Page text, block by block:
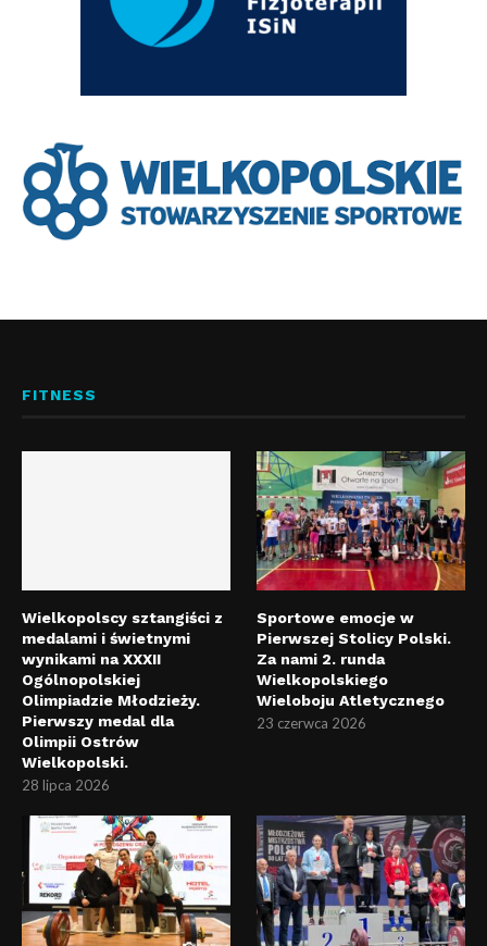
FITNESS
Wielkopolscy sztangiści z
medalami i świetnymi
wynikami na XXXII
Ogólnopolskiej
Olimpiadzie Młodzieży.
Pierwszy medal dla
Olimpii Ostrów
Wielkopolski.
28 lipca 2026
Sportowe emocje w
Pierwszej Stolicy Polski.
Za nami 2. runda
Wielkopolskiego
Wieloboju Atletycznego
23 czerwca 2026